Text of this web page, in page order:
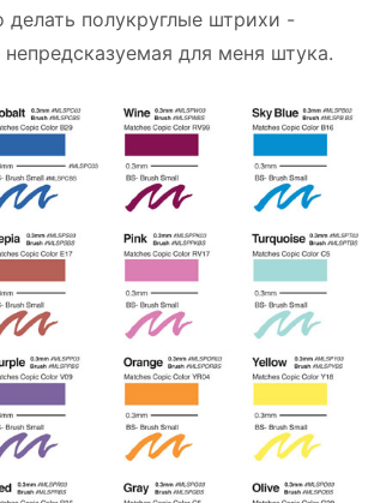
делать полукруглые штрихи -
для меня штука.